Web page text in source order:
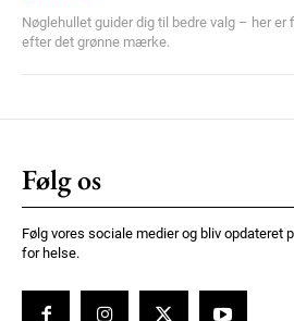
100DKK
Etiam est nibh, lobortis sit
Nøglehullet guider dig til bedre valg – her er
efter det grønne mærke.
Følg os
Følg vores sociale medier og bliv opdateret
for helse.